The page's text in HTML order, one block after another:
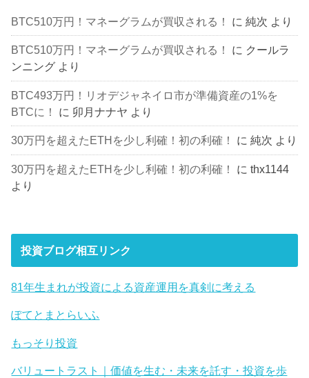
BTC510万円！マネーグラムが買収される！ に純次 より
BTC510万円！マネーグラムが買収される！ に クールラ
ンニング より
BTC493万円！リオデジャネイロ市が準備資産の1%を
BTCに！
に 卯月ナナヤ より
30万円を超えたETHを少し利確！初の利確！ に純次 より
30万円を超えたETHを少し利確！初の利確！ にthx1144
より
投資ブログ相互リンク
81年生まれが投資による資産運用を真剣に考える
ぽてとまとらいふ
もっそり投資
バリュートラスト｜価値を生む・未来を託す・投資を歩